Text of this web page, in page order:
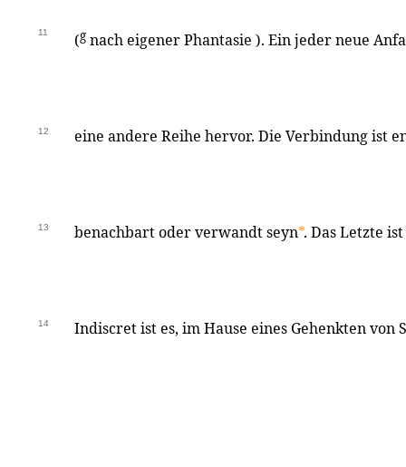
11 (g nach eigener Phantasie ). Ein jeder neue
12 eine andere Reihe hervor. Die Verbindung ist
13 benachbart oder verwandt seyn*. Das Letzte
14 Indiscret ist es, im Hause eines Gehenkten von